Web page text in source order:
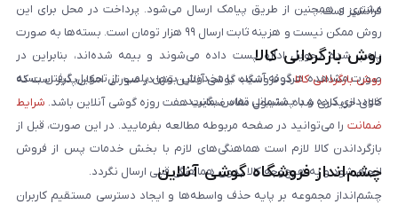
فرانشیز است.
مشتری و همچنین از طریق پیامک ارسال می‌شود. پرداخت در محل برای این
روش ممکن نیست و هزینه ثابت ارسال ۹۹ هزار تومان است. بسته‌ها به صورت
پلمپ شده تحویل اداره پست داده می‌شوند و بیمه شده‌اند، بنابراین در
صورت مشاهده هرگونه آسیب یا مخدوش بودن پلمپ، از تحویل گرفتن بسته
خودداری کرده و با پشتیبانی تماس بگیرید.
روش بازگردانی کالا
روش بازگردانی کالادر فروشگاه گوشی آنلاین تنها در صورتی امکان‌پذیر است که
کالای خریداری شده مشمول مفاد ضمانت هفت روزه گوشی آنلاین باشد. شرایط
ضمانت را می‌توانید در صفحه مربوطه مطالعه بفرمایید. در این صورت، قبل از
بازگرداندن کالا لازم است هماهنگی‌های لازم با بخش خدمات پس از فروش
انجام شود و به هیچ‌وجه کالا بدون هماهنگی قبلی ارسال نگردد.
چشم‌انداز فروشگاه گوشی آنلاین
چشم‌انداز مجموعه بر پایه حذف واسطه‌ها و ایجاد دسترسی مستقیم کاربران